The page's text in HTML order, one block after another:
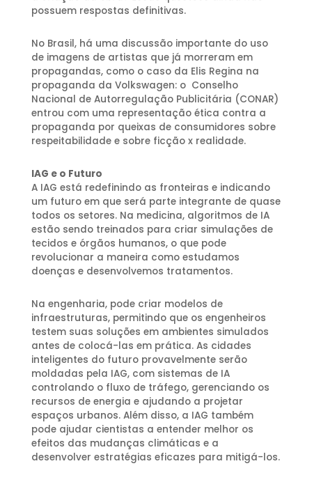
possuem respostas definitivas.
No Brasil, há uma discussão importante do uso
de imagens de artistas que já morreram em
propagandas, como o caso da Elis Regina na
propaganda da Volkswagen: o Conselho
Nacional de Autorregulação Publicitária (CONAR)
entrou com uma representação ética contra a
propaganda por queixas de consumidores sobre
respeitabilidade e sobre ficção x realidade.
IAG e o Futuro
A IAG está redefinindo as fronteiras e indicando
um futuro em que será parte integrante de quase
todos os setores. Na medicina, algoritmos de IA
estão sendo treinados para criar simulações de
tecidos e órgãos humanos, o que pode
revolucionar a maneira como estudamos
doenças e desenvolvemos tratamentos.
Na engenharia, pode criar modelos de
infraestruturas, permitindo que os engenheiros
testem suas soluções em ambientes simulados
antes de colocá-las em prática. As cidades
inteligentes do futuro provavelmente serão
moldadas pela IAG, com sistemas de IA
controlando o fluxo de tráfego, gerenciando os
recursos de energia e ajudando a projetar
espaços urbanos. Além disso, a IAG também
pode ajudar cientistas a entender melhor os
efeitos das mudanças climáticas e a
desenvolver estratégias eficazes para mitigá-los.